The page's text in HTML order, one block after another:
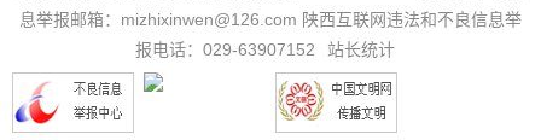
息举报邮箱：mizhixinwen@126.com 陕西互联网违法和不良信息举
报电话：029-63907152
站长统计